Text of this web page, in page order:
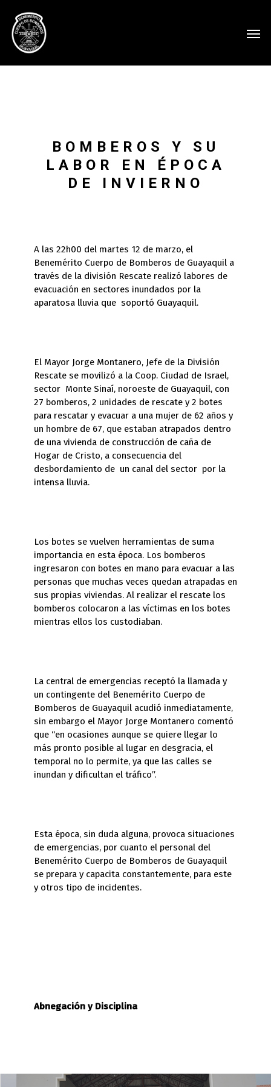
BOMBEROS Y SU
LABOR EN ÉPOCA
DE INVIERNO
A las 22h00 del martes 12 de marzo, el
Benemérito Cuerpo de Bomberos de Guayaquil a
través de la división Rescate realizó labores de
evacuación en sectores inundados por la
aparatosa lluvia que soportó Guayaquil.
El Mayor Jorge Montanero, Jefe de la División
Rescate se movilizó a la Coop. Ciudad de Israel,
sector Monte Sinaí, noroeste de Guayaquil, con
27 bomberos, 2 unidades de rescate y 2 botes
para rescatar y evacuar a una mujer de 62 años y
un hombre de 67, que estaban atrapados dentro
de una vivienda de construcción de caña de
Hogar de Cristo, a consecuencia del
desbordamiento de un canal del sector por la
intensa lluvia.
Los botes se vuelven herramientas de suma
importancia en esta época. Los bomberos
ingresaron con botes en mano para evacuar a las
personas que muchas veces quedan atrapadas en
sus propias viviendas. Al realizar el rescate los
bomberos colocaron a las víctimas en los botes
mientras ellos los custodiaban.
La central de emergencias receptó la llamada y
un contingente del Benemérito Cuerpo de
Bomberos de Guayaquil acudió inmediatamente,
sin embargo el Mayor Jorge Montanero comentó
que “en ocasiones aunque se quiere llegar lo
más pronto posible al lugar en desgracia, el
temporal no lo permite, ya que las calles se
inundan y dificultan el tráfico”.
Esta época, sin duda alguna, provoca situaciones
de emergencias, por cuanto el personal del
Benemérito Cuerpo de Bomberos de Guayaquil
se prepara y capacita constantemente, para este
y otros tipo de incidentes.
Abnegación y Disciplina